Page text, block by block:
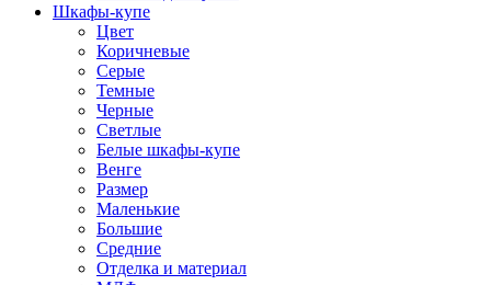
Шкафы-купе
Цвет
Коричневые
Серые
Темные
Черные
Светлые
Белые шкафы-купе
Венге
Размер
Маленькие
Большие
Средние
Отделка и материал